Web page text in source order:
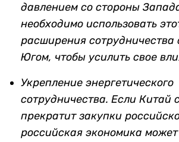
давлением со стороны
необходимо использовать
расширения сотрудничества
Югом, чтобы усилить свое
Укрепление энергетического
сотрудничества. Если Китай
прекратит закупки
российская экономика может